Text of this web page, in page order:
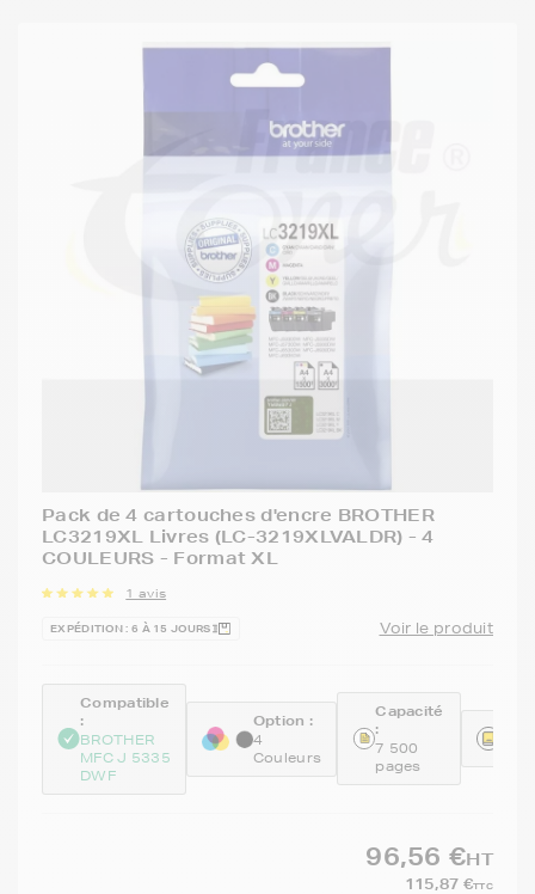
Pack de 4 cartouches d'encre BROTHER
LC3219XL Livres (LC-3219XLVALDR) - 4
COULEURS - Format XL
1 avis
EXPÉDITION : 6 À 15 JOURS Voir le produit
Compatible
:
BROTHER
MFC J 5335
DWF
Option :
4
Couleurs
Capacité
:
7 500
pages
96,56 €HT
115,87 €TTC